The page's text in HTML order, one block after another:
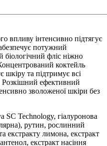
впливу інтенсивно підтягує
потужний
фліс ніжно
коктейль
шкіру та підтримує всі
Розкішний ефективний
зволоженої шкіри без
SC Technology, гіалуронова
рутин, рослинний
екстракту лимона, екстракт
, екстракт насіння